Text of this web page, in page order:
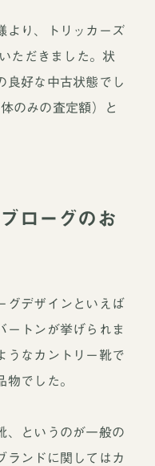
より、トリッカーズ
ただきました。状
良好な中古状態でし
のみの査定額）と
ローグのお
グデザインといえば
ートンが挙げられま
うなカントリー靴で
でした。
、というのが一般の
ランドに関してはカ